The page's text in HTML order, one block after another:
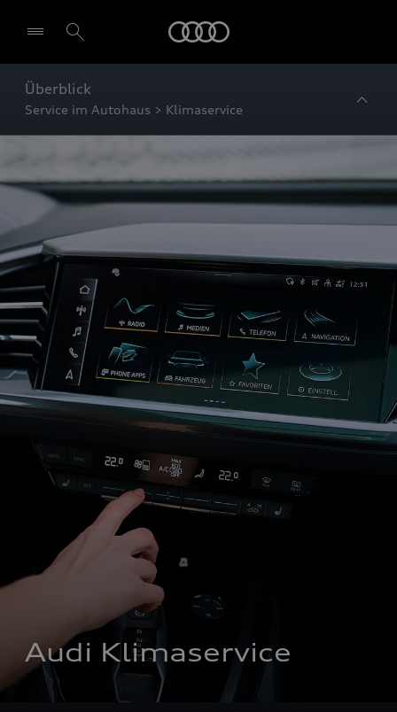
Überblick
Service im Autohaus > Klimaservice
Audi Klimaservice